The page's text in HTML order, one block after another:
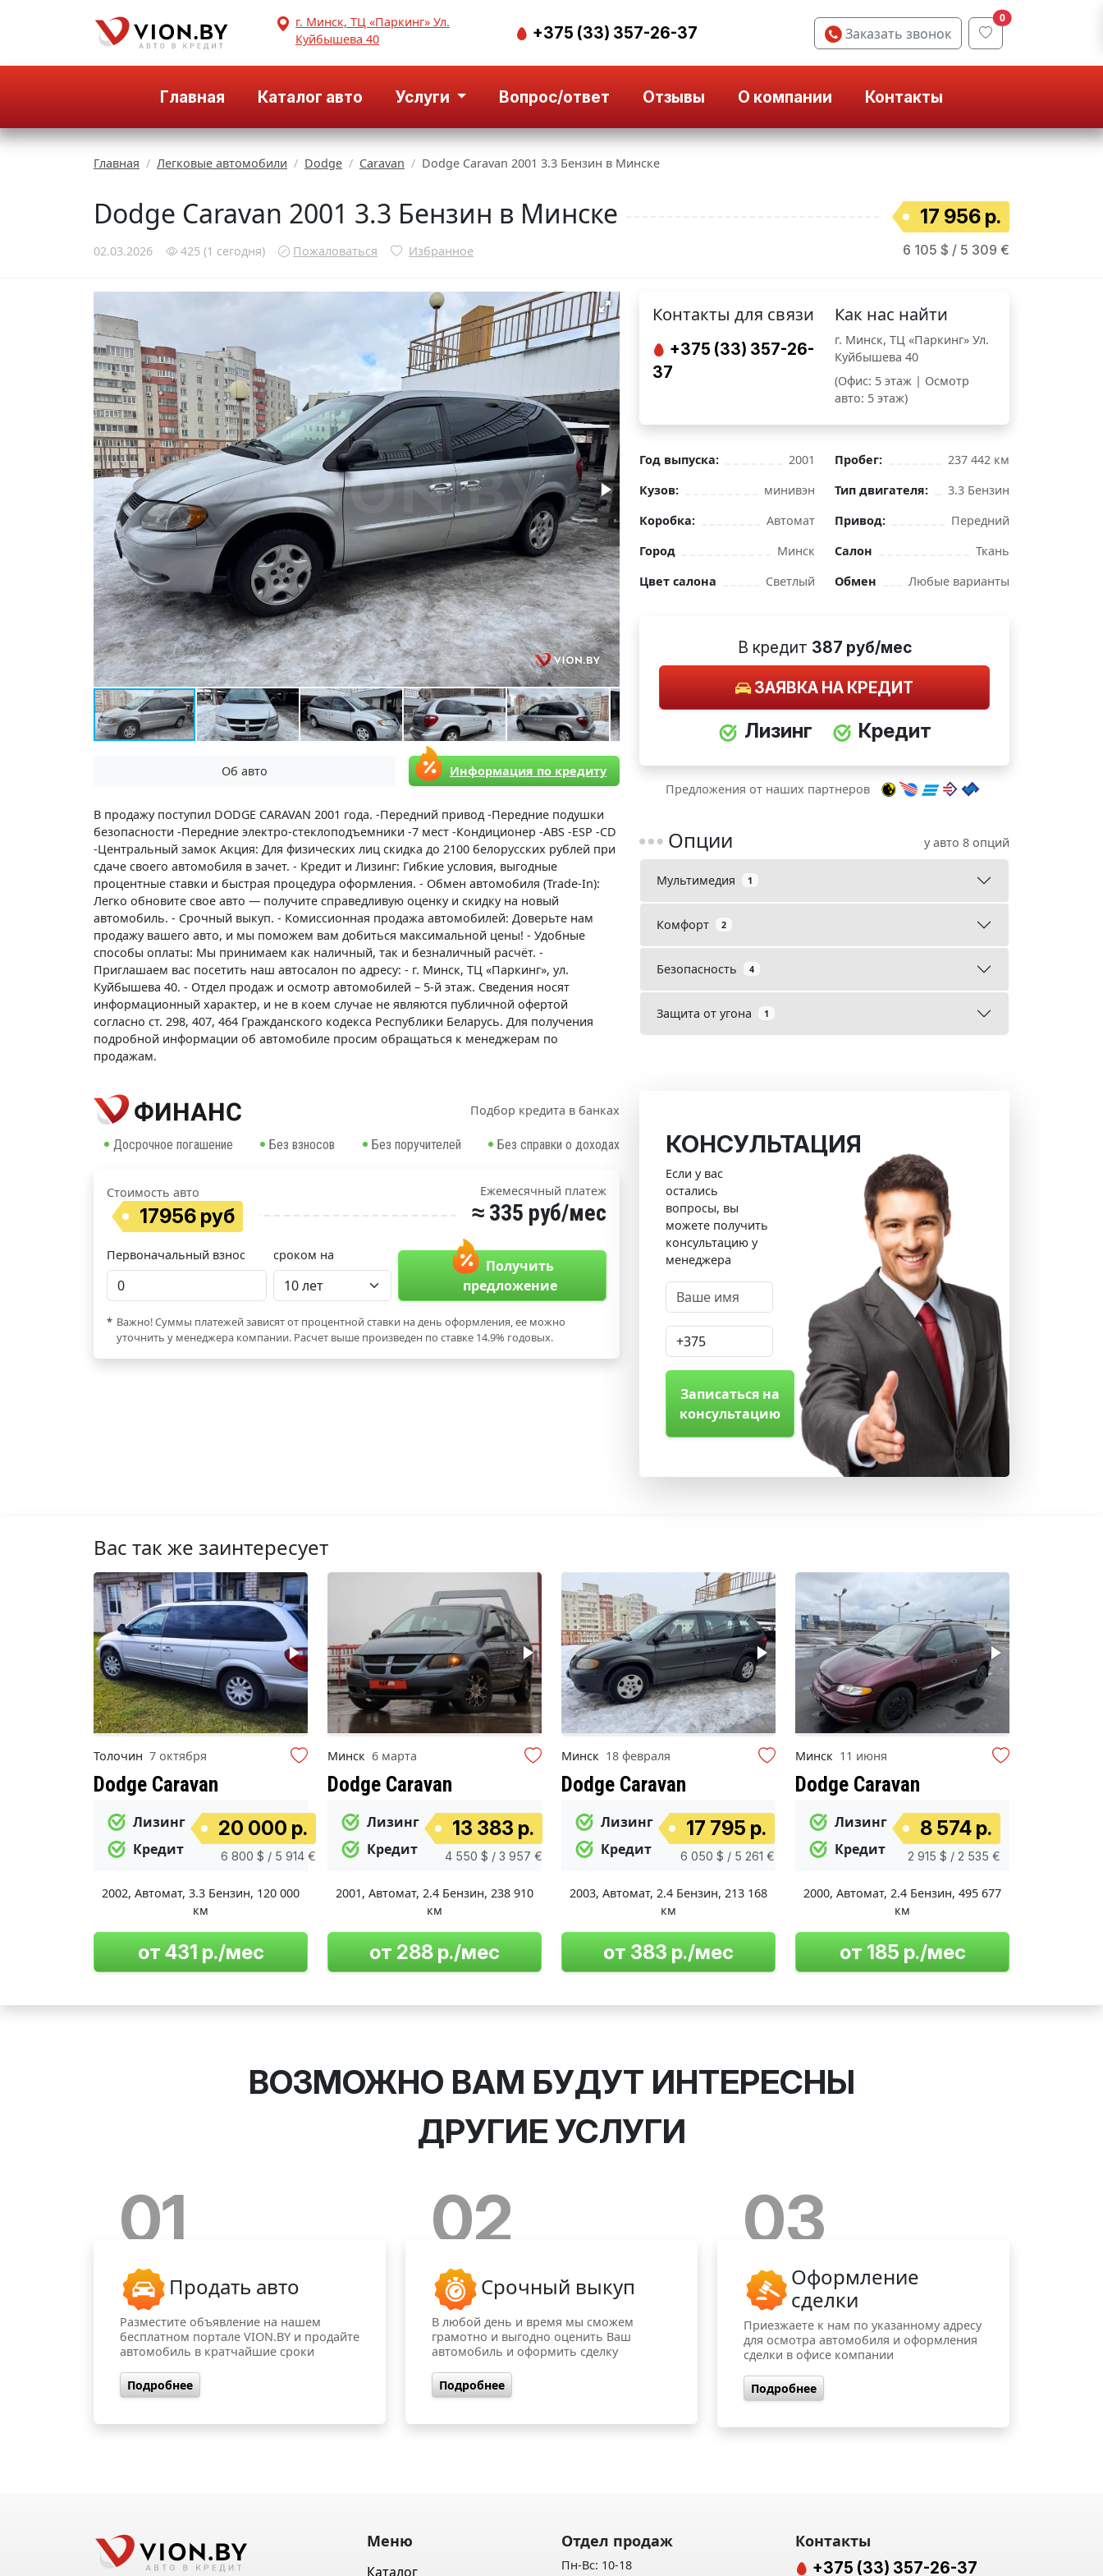
г. Минск, ТЦ «Паркинг» Ул.
Куйбышева 40
+375 (33) 357-26-37 Заказать звонок
0
Главная Каталог авто Услуги Вопрос/ответ Отзывы О компании Контакты
Главная Легковые автомобили Dodge Caravan Dodge Caravan 2001 3.3 Бензин в Минске
Dodge Caravan 2001 3.3 Бензин в Минске 17 956 р.
02.03.2026 425 (1 сегодня) Пожаловаться Избранное 6 105 $ / 5 309 €
Об авто Информация по кредиту
В продажу поступил DODGE CARAVAN 2001 года. -Передний привод -Передние подушки
безопасности -Передние электро-стеклоподъемники -7 мест -Кондиционер -ABS -ESP -CD
-Центральный замок Акция: Для физических лиц скидка до 2100 белорусских рублей при
сдаче своего автомобиля в зачет. - Кредит и Лизинг: Гибкие условия, выгодные
процентные ставки и быстрая процедура оформления. - Обмен автомобиля (Trade-In):
Легко обновите свое авто — получите справедливую оценку и скидку на новый
автомобиль. - Срочный выкуп. - Комиссионная продажа автомобилей: Доверьте нам
продажу вашего авто, и мы поможем вам добиться максимальной цены! - Удобные
способы оплаты: Мы принимаем как наличный, так и безналичный расчёт. -
Приглашаем вас посетить наш автосалон по адресу: - г. Минск, ТЦ «Паркинг», ул.
Куйбышева 40. - Отдел продаж и осмотр автомобилей – 5-й этаж. Сведения носят
информационный характер, и не в коем случае не являются публичной офертой
согласно ст. 298, 407, 464 Гражданского кодекса Республики Беларусь. Для получения
подробной информации об автомобиле просим обращаться к менеджерам по
продажам.
Контакты для связи
+375 (33) 357-26-
37
Как нас найти
г. Минск, ТЦ «Паркинг» Ул.
Куйбышева 40
(Офис: 5 этаж | Осмотр
авто: 5 этаж)
Год выпуска: 2001 Пробег:
237 442 км
Кузов:
минивэн Тип двигателя:
3.3 Бензин
Коробка:
Автомат Привод:
Передний
Город
Минск Салон
Ткань
Цвет салона
Светлый Обмен Любые варианты
В кредит 387 руб/мес
ЗАЯВКА НА КРЕДИТ
Лизинг Кредит
Предложения от наших партнеров
Опции у авто 8 опций
Мультимедия 1
Комфорт 2
Безопасность 4
Защита от угона 1
Подбор кредита в банках
Досрочное погашение Без взносов Без поручителей Без справки о доходах
Стоимость авто
17956 руб
Ежемесячный платеж
≈ 335 руб/мес
Первоначальный взнос сроком на
Получить
предложение
* Важно! Суммы платежей зависят от процентной ставки на день оформления, ее можно
уточнить у менеджера компании. Расчет выше произведен по ставке 14.9% годовых.
КОНСУЛЬТАЦИЯ
Если у вас
остались
вопросы, вы
можете получить
консультацию у
менеджера
Записаться на
консультацию
Вас так же заинтересует
Толочин 7 октября
Dodge Caravan
Лизинг
Кредит
20 000 р.
6 800 $ / 5 914 €
2002, Автомат, 3.3 Бензин, 120 000
км
от 431 р./мес
Минск 6 марта
Dodge Caravan
Лизинг
Кредит
13 383 р.
4 550 $ / 3 957 €
2001, Автомат, 2.4 Бензин, 238 910
км
от 288 р./мес
Минск 18 февраля
Dodge Caravan
Лизинг
Кредит
17 795 р.
6 050 $ / 5 261 €
2003, Автомат, 2.4 Бензин, 213 168
км
от 383 р./мес
Минск 11 июня
Dodge Caravan
Лизинг
Кредит
8 574 р.
2 915 $ / 2 535 €
2000, Автомат, 2.4 Бензин, 495 677
км
от 185 р./мес
ВОЗМОЖНО ВАМ БУДУТ ИНТЕРЕСНЫ
ДРУГИЕ УСЛУГИ
01
Продать авто
Разместите объявление на нашем
бесплатном портале VION.BY и продайте
автомобиль в кратчайшие сроки
Подробнее
02
Срочный выкуп
В любой день и время мы сможем
грамотно и выгодно оценить Ваш
автомобиль и оформить сделку
Подробнее
03
Оформление
сделки
Приезжаете к нам по указанному адресу
для осмотра автомобиля и оформления
сделки в офисе компании
Подробнее
Меню
Каталог
Отдел продаж
Пн-Вс: 10-18
Контакты
+375 (33) 357-26-37